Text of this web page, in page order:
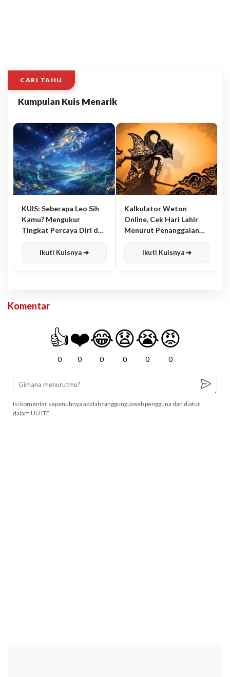
CARI TAHU
Kumpulan Kuis Menarik
KUIS: Seberapa Leo Sih
Kamu? Mengukur
Tingkat Percaya Diri dan
Ikuti Kuisnya ➔
Kalkulator Weton
Online, Cek Hari Lahir
Menurut Penanggalan
Ikuti Kuisnya ➔
Komentar
👍
0
❤️
0
😂
0
😧
0
😭
0
😡
0
Isi komentar sepenuhnya adalah tanggung jawab pengguna dan diatur
dalam UU ITE